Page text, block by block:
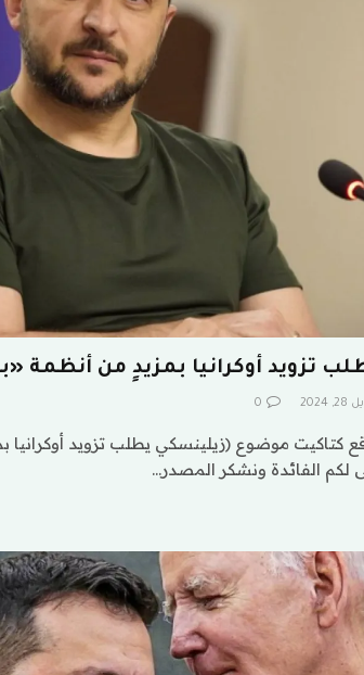
تزويد أوكرانيا بمزيدٍ من أنظمة
2024
0
كتاكيت موضوع (زيلينسكي يطلب تزويد أوكرانيا
لكم الفائدة ونشكر المصدر…